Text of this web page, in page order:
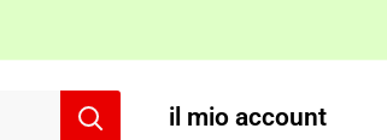
il mio account